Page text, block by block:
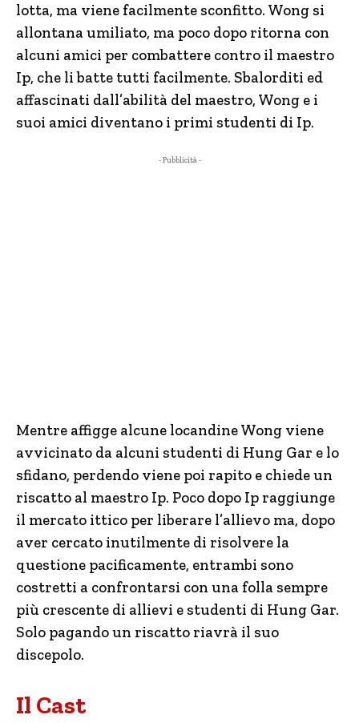
lotta, ma viene facilmente sconfitto. Wong si
allontana umiliato, ma poco dopo ritorna con
alcuni amici per combattere contro il maestro
Ip, che li batte tutti facilmente. Sbalorditi ed
affascinati dall’abilità del maestro, Wong e i
suoi amici diventano i primi studenti di Ip.
- Pubblicità -
Mentre affigge alcune locandine Wong viene
avvicinato da alcuni studenti di Hung Gar e lo
sfidano, perdendo viene poi rapito e chiede un
riscatto al maestro Ip. Poco dopo Ip raggiunge
il mercato ittico per liberare l’allievo ma, dopo
aver cercato inutilmente di risolvere la
questione pacificamente, entrambi sono
costretti a confrontarsi con una folla sempre
più crescente di allievi e studenti di Hung Gar.
Solo pagando un riscatto riavrà il suo
discepolo.
Il Cast